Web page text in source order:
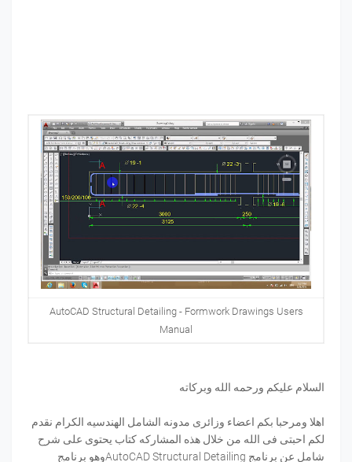
AutoCAD Structural Detailing - Formwork Drawings Users
Manual
السلام عليكم ورحمه الله وبركاته
اهلا ومرحبا بكم اعضاء وزائرى مدونه الشامل الهندسيه الكرام نقدم
لكم احبتى فى الله من خلال هذه المشاركه كتاب يحتوى على شرح
شامل عن برنامج AutoCAD Structural Detailingوهو برنامج